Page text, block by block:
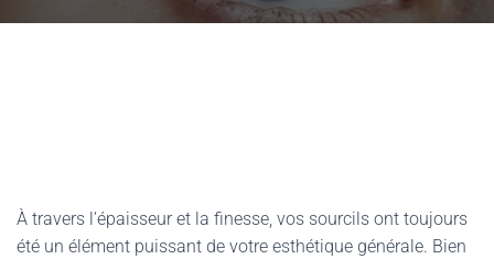
À travers l’épaisseur et la finesse, vos sourcils ont toujours
été un élément puissant de votre esthétique générale. Bien